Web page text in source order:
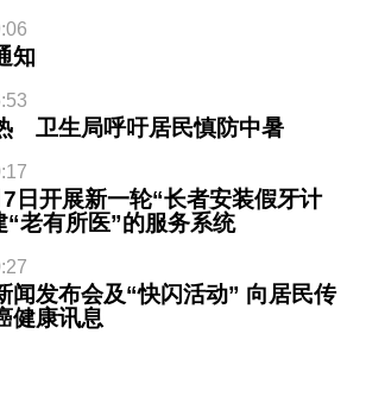
知
卫生局呼吁居民慎防中暑
日开展新一轮“长者安装假牙计
“老有所医”的服务系统
闻发布会及“快闪活动” 向居民传
健康讯息